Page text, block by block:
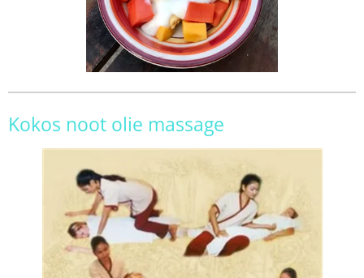
Kokos noot olie massage